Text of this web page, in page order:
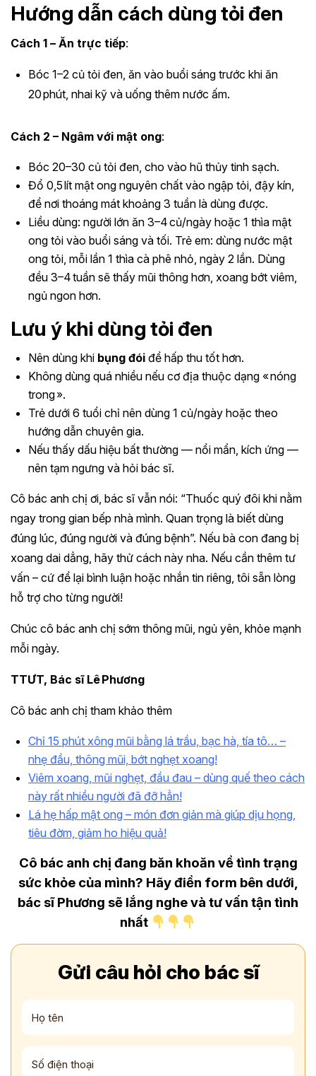
Hướng dẫn cách dùng tỏi đen
Cách 1 – Ăn trực tiếp:
Bóc 1–2 củ tỏi đen, ăn vào buổi sáng trước khi ăn
20 phút, nhai kỹ và uống thêm nước ấm.
Cách 2 – Ngâm với mật ong:
Bóc 20–30 củ tỏi đen, cho vào hũ thủy tinh sạch.
Đổ 0,5 lít mật ong nguyên chất vào ngập tỏi, đậy kín,
để nơi thoáng mát khoảng 3 tuần là dùng được.
Liều dùng: người lớn ăn 3–4 củ/ngày hoặc 1 thìa mật
ong tỏi vào buổi sáng và tối. Trẻ em: dùng nước mật
ong tỏi, mỗi lần 1 thìa cà phê nhỏ, ngày 2 lần. Dùng
đều 3–4 tuần sẽ thấy mũi thông hơn, xoang bớt viêm,
ngủ ngon hơn.
Lưu ý khi dùng tỏi đen
Nên dùng khi bụng đói để hấp thu tốt hơn.
Không dùng quá nhiều nếu cơ địa thuộc dạng « nóng
trong ».
Trẻ dưới 6 tuổi chỉ nên dùng 1 củ/ngày hoặc theo
hướng dẫn chuyên gia.
Nếu thấy dấu hiệu bất thường — nổi mẩn, kích ứng —
nên tạm ngưng và hỏi bác sĩ.
Cô bác anh chị ơi, bác sĩ vẫn nói: “Thuốc quý đôi khi nằm
ngay trong gian bếp nhà mình. Quan trọng là biết dùng
đúng lúc, đúng người và đúng bệnh”. Nếu bà con đang bị
xoang dai dẳng, hãy thử cách này nha. Nếu cần thêm tư
vấn – cứ để lại bình luận hoặc nhắn tin riêng, tôi sẵn lòng
hỗ trợ cho từng người!
Chúc cô bác anh chị sớm thông mũi, ngủ yên, khỏe mạnh
mỗi ngày.
TTƯT, Bác sĩ Lê Phương
Cô bác anh chị tham khảo thêm
Chỉ 15 phút xông mũi bằng lá trầu, bạc hà, tía tô… –
nhẹ đầu, thông mũi, bớt nghẹt xoang!
Viêm xoang, mũi nghẹt, đầu đau – dùng quế theo cách
này rất nhiều người đã đỡ hẳn!
Lá hẹ hấp mật ong – món đơn giản mà giúp dịu họng,
tiêu đờm, giảm ho hiệu quả!
Cô bác anh chị đang băn khoăn về tình trạng
sức khỏe của mình? Hãy điền form bên dưới,
bác sĩ Phương sẽ lắng nghe và tư vấn tận tình
nhất
Gửi câu hỏi cho bác sĩ